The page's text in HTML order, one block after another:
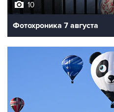
10
Фотохроника 7 августа